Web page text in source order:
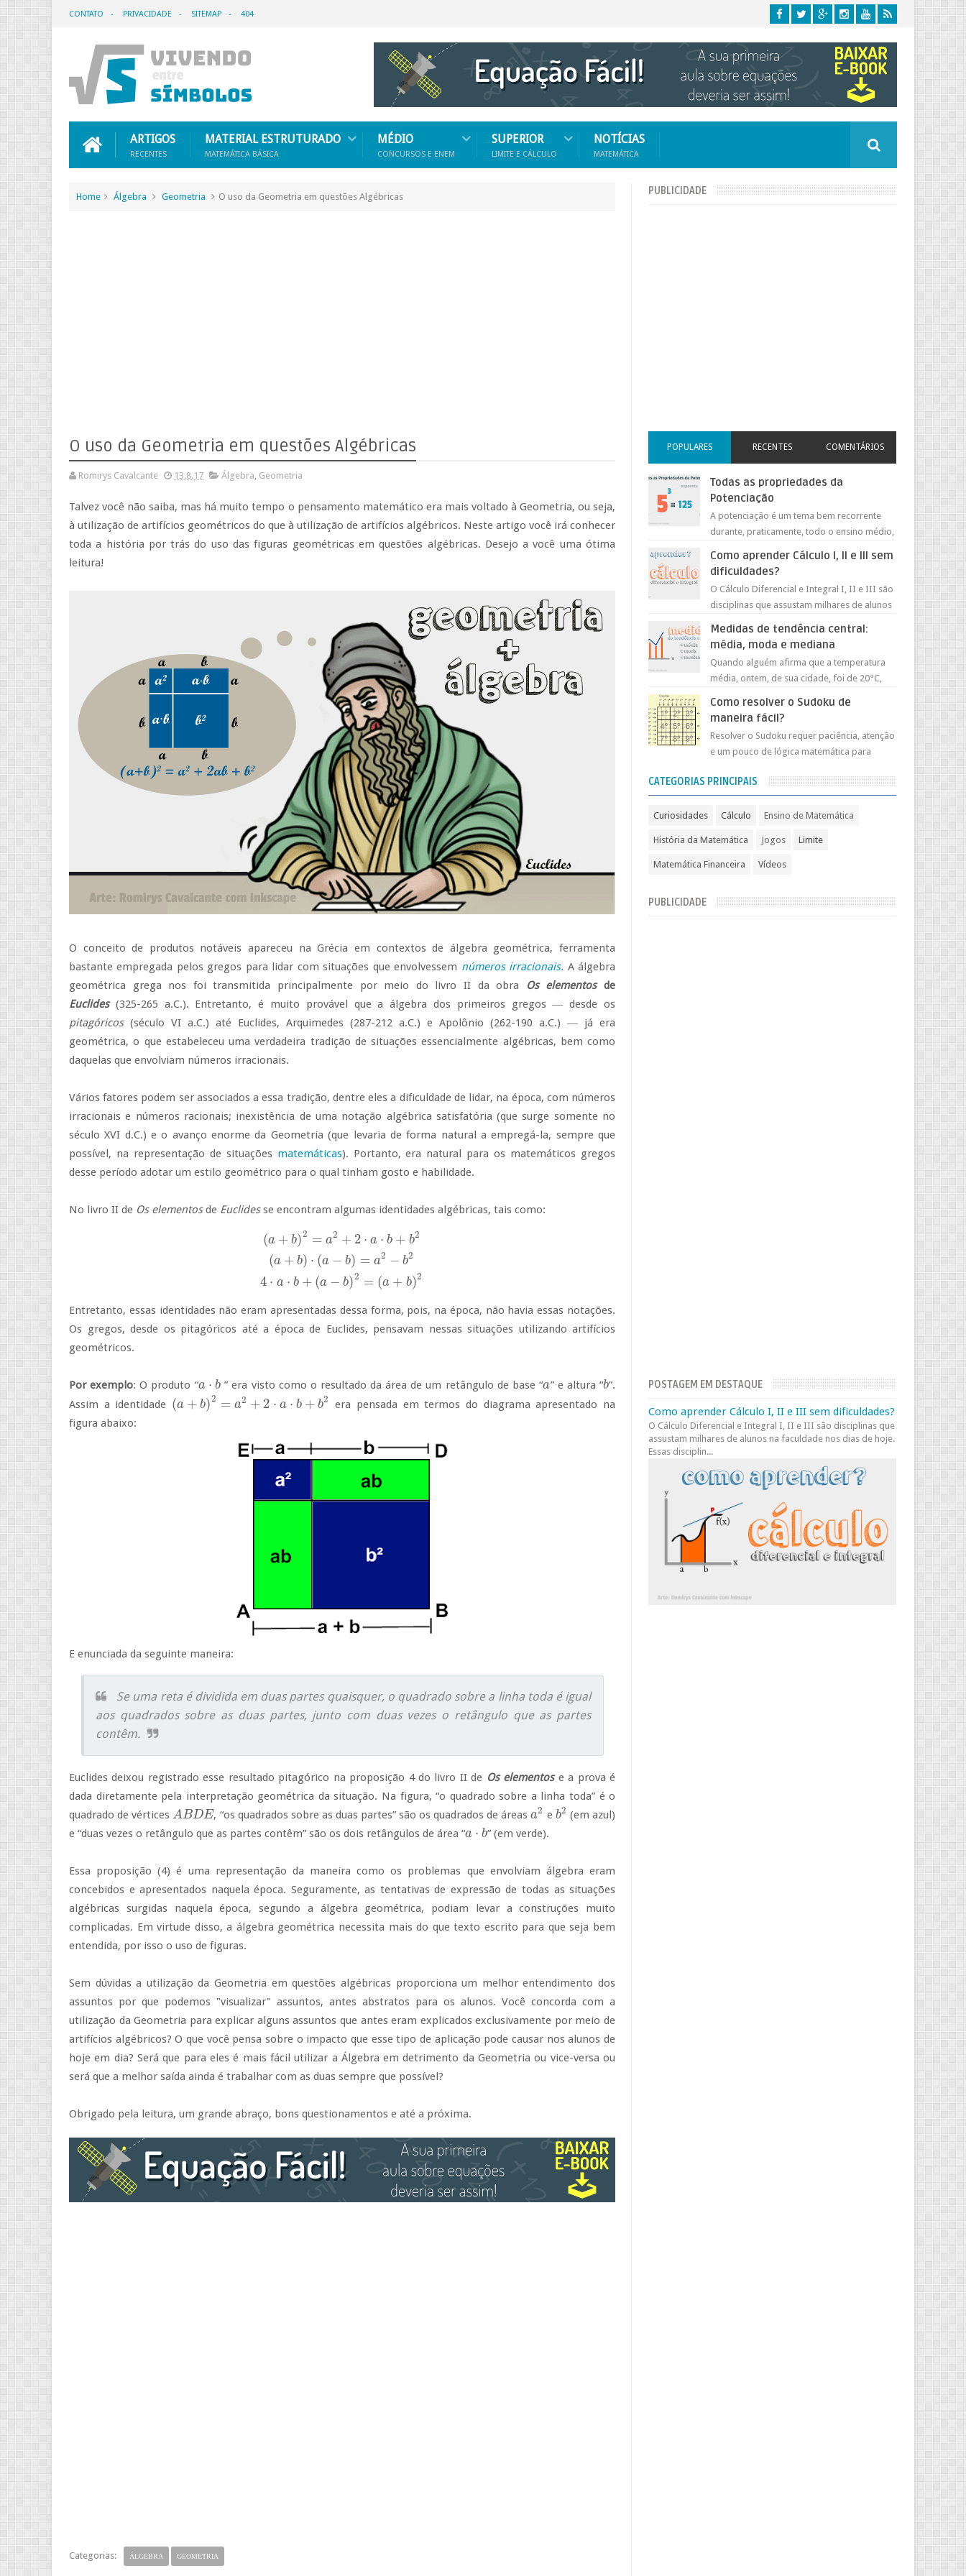
CONTATO PRIVACIDADE SITEMAP 404
ARTIGOS
RECENTES
MATERIAL ESTRUTURADO
MATEMÁTICA BÁSICA
MÉDIO
CONCURSOS E ENEM
SUPERIOR
LIMITE E CÁLCULO
NOTÍCIAS
MATEMÁTICA
Home Álgebra Geometria O uso da Geometria em questões Algébricas
O uso da Geometria em questões Algébricas
Romirys Cavalcante 13.8.17 Álgebra, Geometria
Talvez você não saiba, mas há muito tempo o pensamento matemático era mais voltado à Geometria, ou seja,
à utilização de artifícios geométricos do que à utilização de artifícios algébricos. Neste artigo você irá conhecer
toda a história por trás do uso das figuras geométricas em questões algébricas. Desejo a você uma ótima
leitura!
O conceito de produtos notáveis apareceu na Grécia em contextos de álgebra geométrica, ferramenta
bastante empregada pelos gregos para lidar com situações que envolvessem números irracionais. A álgebra
geométrica grega nos foi transmitida principalmente por meio do livro II da obra
Os elementosde
Euclides(325-265 a.C.). Entretanto, é muito provável que a álgebra dos primeiros gregos ― desde os
pitagóricos(século VI a.C.) até Euclides, Arquimedes (287-212 a.C.) e Apolônio (262-190 a.C.) ― já era
geométrica, o que estabeleceu uma verdadeira tradição de situações essencialmente algébricas, bem como
daquelas que envolviam números irracionais.
Vários fatores podem ser associados a essa tradição, dentre eles a dificuldade de lidar, na época, com números
irracionais e números racionais; inexistência de uma notação algébrica satisfatória (que surge somente no
século XVI d.C.) e o avanço enorme da Geometria (que levaria de forma natural a empregá-la, sempre que
possível, na representação de situações matemáticas). Portanto, era natural para os matemáticos gregos
desse período adotar um estilo geométrico para o qual tinham gosto e habilidade.
No livro II de Os elementosde Euclidesse encontram algumas identidades algébricas, tais como:
(a + b)2 = a2 + 2 ⋅ a ⋅ b + b2
(a + b) ⋅ (a − b) = a2 − b2
4 ⋅ a ⋅ b + (a − b)2 = (a + b)2
a⋅b +b 2(a+ b) ⋅(a− b)=a 2 −b2 4 ⋅a⋅ b+(
Entretanto, essas identidades não eram apresentadas dessa forma, pois, na época, não havia essas notações.
Os gregos, desde os pitagóricos até a época de Euclides, pensavam nessas situações utilizando artifícios
geométricos.
Por exemplo: O produto “a ⋅ b
a⋅ b ” era visto como o resultado da área de um retângulo de base “a
a” e altura “b
b”.
Assim a identidade (a + b)2 = a2 + 2 ⋅ a ⋅ b + b2
(a+b) 2=a 2+2 ⋅a⋅ b+b2
era pensada em termos do diagrama apresentado na
figura abaixo:
E enunciada da seguinte maneira:
Se uma reta é dividida em duas partes quaisquer, o quadrado sobre a linha toda é igual
aos quadrados sobre as duas partes, junto com duas vezes o retângulo que as partes
contêm.
Euclides deixou registrado esse resultado pitagórico na proposição 4 do livro II de Os elementose a prova é
dada diretamente pela interpretação geométrica da situação. Na figura, “o quadrado sobre a linha toda” é o
quadrado de vérticesABDE
ABDE , “os quadrados sobre as duas partes” são os quadrados de áreasa2
a2 e b2
b2 (em azul)
e “duas vezes o retângulo que as partes contêm” são os dois retângulos de área “a ⋅ b
a⋅ b ” (em verde).
Essa proposição (4) é uma representação da maneira como os problemas que envolviam álgebra eram
concebidos e apresentados naquela época. Seguramente, as tentativas de expressão de todas as situações
algébricas surgidas naquela época, segundo a álgebra geométrica, podiam levar a construções muito
complicadas. Em virtude disso, a álgebra geométrica necessita mais do que texto escrito para que seja bem
entendida, por isso o uso de figuras.
Sem dúvidas a utilização da Geometria em questões algébricas proporciona um melhor entendimento dos
assuntos por que podemos "visualizar" assuntos, antes abstratos para os alunos. Você concorda com a
utilização da Geometria para explicar alguns assuntos que antes eram explicados exclusivamente por meio de
artifícios algébricos? O que você pensa sobre o impacto que esse tipo de aplicação pode causar nos alunos de
hoje em dia? Será que para eles é mais fácil utilizar a Álgebra em detrimento da Geometria ou vice-versa ou
será que a melhor saída ainda é trabalhar com as duas sempre que possível?
Obrigado pela leitura, um grande abraço, bons questionamentos e até a próxima.
Categorias: ÁLGEBRA GEOMETRIA
PUBLICIDADE
POPULARES RECENTES COMENTÁRIOS
Todas as propriedades da
Potenciação
A potenciação é um tema bem recorrente
durante, praticamente, todo o ensino médio,
para os nosso a...
Como aprender Cálculo I, II e III sem
dificuldades?
O Cálculo Diferencial e Integral I, II e III são
disciplinas que assustam milhares de alunos
na faculdade nos dias de hoje. Essas
Medidas de tendência central:
média, moda e mediana
Quando alguém afirma que a temperatura
média, ontem, de sua cidade, foi de 20°C,
Como resolver o Sudoku de
maneira fácil?
Resolver o Sudoku requer paciência, atenção
e um pouco de lógica matemática para
encaixar os númer...
CATEGORIAS PRINCIPAIS
Curiosidades Cálculo Ensino de Matemática
História da Matemática Jogos Limite
Matemática Financeira Vídeos
PUBLICIDADE
POSTAGEM EM DESTAQUE
Como aprender Cálculo I, II e III sem dificuldades?
O Cálculo Diferencial e Integral I, II e III são disciplinas que
assustam milhares de alunos na faculdade nos dias de hoje.
Essas disciplin...